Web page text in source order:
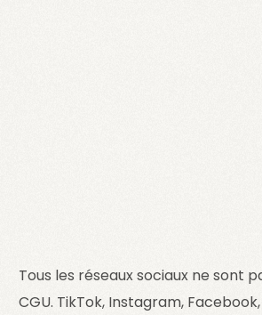
Tous les réseaux sociaux ne sont
CGU. TikTok, Instagram,